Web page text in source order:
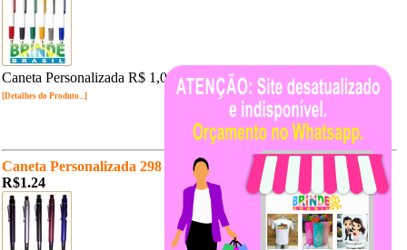
Caneta Personalizada R$ 1,00 un. Pedido Mínimo: 200 un.
[Detalhes do Produto...]
Caneta Personalizada 298
R$1.24